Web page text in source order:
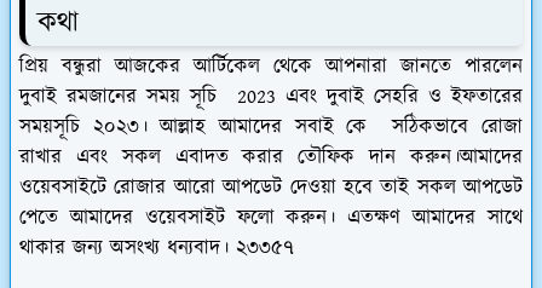
কথা
প্রিয় বন্ধুরা আজকের আর্টিকেল থেকে আপনারা জানতে পারলেন
দুবাই রমজানের সময় সূচি 2023 এবং দুবাই সেহরি ও ইফতারের
সময়সূচি ২০২৩। আল্লাহ আমাদের সবাই কে সঠিকভাবে রোজা
রাখার এবং সকল এবাদত করার তৌফিক দান করুন।আমাদের
ওয়েবসাইটে রোজার আরো আপডেট দেওয়া হবে তাই সকল আপডেট
পেতে আমাদের ওয়েবসাইট ফলো করুন। এতক্ষণ আমাদের সাথে
থাকার জন্য অসংখ্য ধন্যবাদ। ২৩৩৫৭